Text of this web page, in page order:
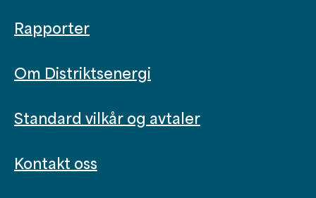
Rapporter
Om Distriktsenergi
Standard vilkår og avtaler
Kontakt oss